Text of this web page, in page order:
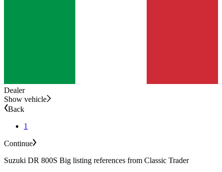
Dealer
Show vehicle
Back
1
Continue
Suzuki DR 800S Big listing references from Classic Trader